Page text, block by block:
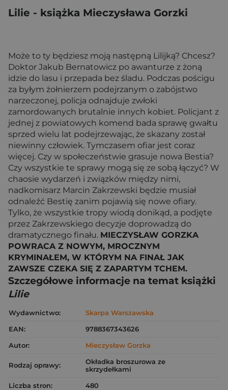
Lilie - książka Mieczysława Gorzki
Może to ty będziesz moją następną Lilijką? Chcesz?
Doktor Jakub Bernatowicz po awanturze z żoną
idzie do lasu i przepada bez śladu. Podczas pościgu
za byłym żołnierzem podejrzanym o zabójstwo
narzeczonej, policja odnajduje zwłoki
zamordowanych brutalnie innych kobiet. Policjant z
jednej z powiatowych komend bada sprawę gwałtu
sprzed wielu lat podejrzewając, że skazany został
niewinny człowiek. Tymczasem ofiar jest coraz
więcej. Czy w społeczeństwie grasuje nowa Bestia?
Czy wszystkie te sprawy mogą się ze sobą łączyć? W
chaosie wydarzeń i związków między nimi,
nadkomisarz Marcin Zakrzewski będzie musiał
odnaleźć Bestię zanim pojawią się nowe ofiary.
Tylko, że wszystkie tropy wiodą donikąd, a podjęte
przez Zakrzewskiego decyzje doprowadzą do
dramatycznego finału. MIECZYSŁAW GORZKA
POWRACA Z NOWYM, MROCZNYM
KRYMINAŁEM, W KTÓRYM NA FINAŁ JAK
ZAWSZE CZEKA SIĘ Z ZAPARTYM TCHEM.
Szczegółowe informacje na temat książki
Lilie
Wydawnictwo:
Skarpa Warszawska
EAN:
9788367343626
Autor:
Mieczysław Gorzka
Rodzaj oprawy:
Okładka broszurowa ze
skrzydełkami
Liczba stron:
480